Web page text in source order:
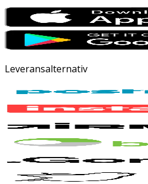
Leveransalternativ